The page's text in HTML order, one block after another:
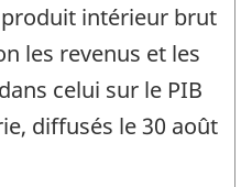
intérieur brut
les revenus et les
celui sur le PIB
diffusés le 30 août